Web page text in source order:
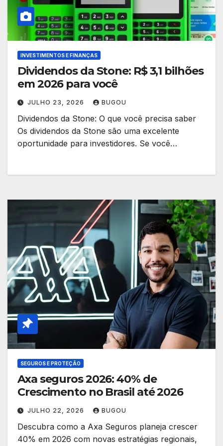
INVESTIMENTOS E FINANÇAS
Dividendos da Stone: R$ 3,1 bilhões
em 2026 para você
JULHO 23, 2026 BUGOU
Dividendos da Stone: O que você precisa saber
Os dividendos da Stone são uma excelente
oportunidade para investidores. Se você…
SEGUROS E PROTEÇÃO
Axa seguros 2026: 40% de
Crescimento no Brasil até 2026
JULHO 22, 2026 BUGOU
Descubra como a Axa Seguros planeja crescer
40% em 2026 com novas estratégias regionais,